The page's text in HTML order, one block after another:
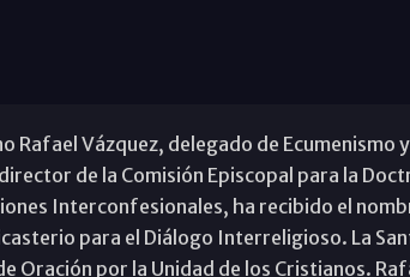
Rafael Vázquez, delegado de Ecumenismo
de la Comisión Episcopal para la
Interconfesionales, ha recibido el
para el Diálogo Interreligioso. La
Oración por la Unidad de los Cristianos.